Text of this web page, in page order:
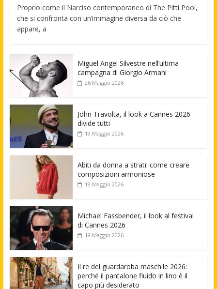
Proprio come il Narciso contemporaneo di The Pitti Pool,
che si confronta con un’immagine diversa da ciò che
appare, a
Miguel Angel Silvestre nell’ultima
campagna di Giorgio Armani
26 Maggio 2026
John Travolta, il look a Cannes 2026
divide tutti
19 Maggio 2026
Abiti da donna a strati: come creare
composizioni armoniose
19 Maggio 2026
Michael Fassbender, il look al festival
di Cannes 2026
19 Maggio 2026
Il re del guardaroba maschile 2026:
perché il pantalone fluido in lino è il
capo più desiderato